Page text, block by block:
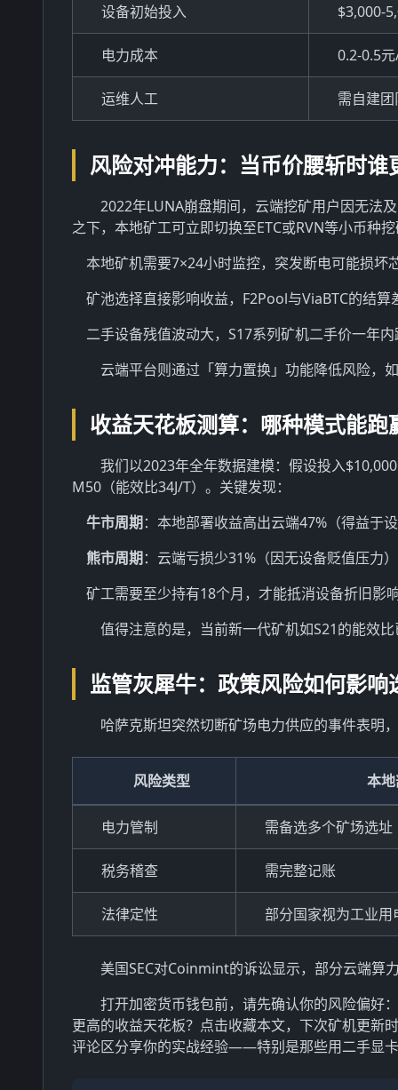
设备初始投入 $3,000-
电力成本 0.2-0.5
运维人工 需自建团
风险对冲能力：当币价腰斩时谁
2022年LUNA崩盘期间，云端挖矿用户因无法
之下，本地矿工可立即切换至ETC或RVN等小币种
本地矿机需要7×24小时监控，突发断电可能损坏
矿池选择直接影响收益，F2Pool与ViaBTC的结算
二手设备残值波动大，S17系列矿机二手价一年
云端平台则通过「算力置换」功能降低风险，
收益天花板测算：哪种模式能跑
我们以2023年全年数据建模：假设投入
M50（能效比34J/T）。关键发现：
牛市周期：本地部署收益高出云端47%（得益于
熊市周期：云端亏损少31%（因无设备贬值压力）
矿工需要至少持有18个月，才能抵消设备折旧影
值得注意的是，当前新一代矿机如S21的能效
监管灰犀牛：政策风险如何影响
哈萨克斯坦突然切断矿场电力供应的事件表明
风险类型 本
电力管制 需备选多个矿场选址
税务稽查 需完整记账
法律定性 部分国家视为工业用
美国SEC对Coinmint的诉讼显示，部分云端算
打开加密货币钱包前，请先确认你的风险偏好
更高的收益天花板？点击收藏本文，下次矿机更新
评论区分享你的实战经验——特别是那些用二手显